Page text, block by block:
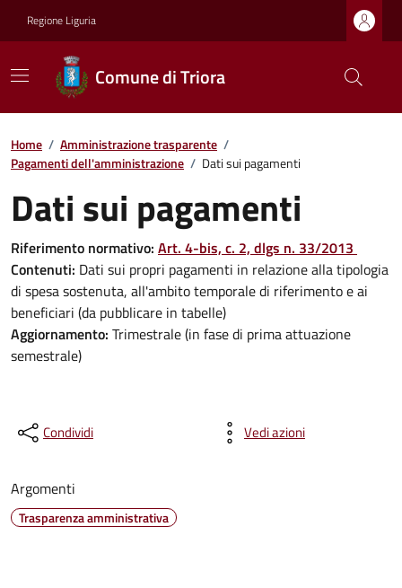
Regione Liguria
Comune di Triora
Home / Amministrazione trasparente /
Pagamenti dell'amministrazione / Dati sui pagamenti
Dati sui pagamenti
Riferimento normativo: Art. 4-bis, c. 2, dlgs n. 33/2013
Contenuti: Dati sui propri pagamenti in relazione alla tipologia
di spesa sostenuta, all'ambito temporale di riferimento e ai
beneficiari (da pubblicare in tabelle)
Aggiornamento: Trimestrale (in fase di prima attuazione
semestrale)
Condividi Vedi azioni
Argomenti
Trasparenza amministrativa